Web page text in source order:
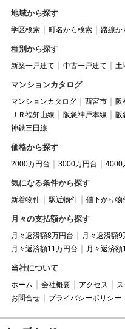
地域から探す
学区検索 町名から検索 路線か
種別から探す
新築一戸建て 中古一戸建て 土
マンションカタログ
マンションカタログ 西宮市 阪
ＪＲ福知山線
阪急神戸本線 阪
神鉄三田線
価格から探す
2000万円台 3000万円台 4000
気になる条件から探す
新着物件 駅近物件 値下がり物
月々の支払額から探す
月々返済額8万円台 月々返済額9
月々返済額11万円台
月々返済額
当社について
ホーム 会社概要 アクセス
お問合せ
プライバシーポリシー